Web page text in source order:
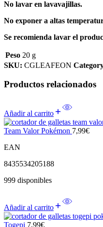
No lavar en lavavajillas.
No exponer a altas
Se recomienda lavar el
Peso 20 g
SKU: CGLEAFEON
Productos relacionados
Añadir al carrito
Team Valor Pokémon 7,99€
EAN
8435534205188
999 disponibles
Añadir al carrito
Togepi 7,99€